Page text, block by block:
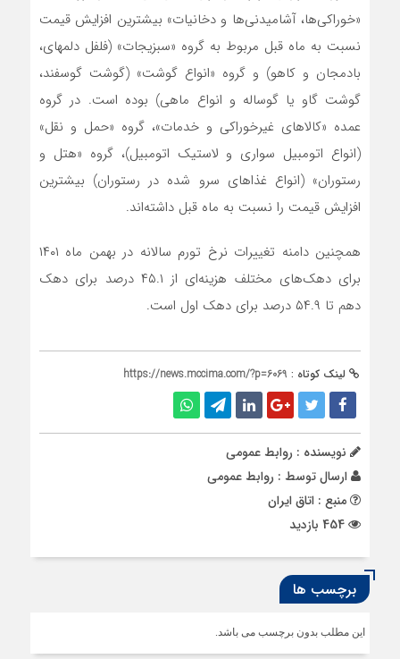
«خوراکی‌ها، آشامیدنی‌ها و دخانیات» بیشترین افزایش قیمت
نسبت به ماه قبل مربوط به گروه «سبزیجات» (فلفل دلمه­ای،
بادمجان و کاهو) و گروه «انواع گوشت» (گوشت گوسفند،
گوشت گاو یا گوساله و انواع ماهی) بوده است. در گروه
عمده «کالاهای غیرخوراکی و خدمات»، گروه «حمل و نقل»
(انواع اتومبیل سواری و لاستیک اتومبیل)، گروه «هتل و
رستوران» (انواع غذاهای سرو شده در رستوران) بیشترین
افزایش قیمت را نسبت به ماه قبل داشته‌اند.
همچنین دامنه تغییرات نرخ تورم سالانه در بهمن ماه ١۴٠١
برای دهک‌های مختلف هزینه‌ای از ۴۵.١ درصد برای دهک
دهم تا ۵۴.٩ درصد برای دهک اول است.
لینک کوتاه : https://news.mccima.com/?p=6069
نویسنده : روابط عمومی
ارسال توسط : روابط عمومی
منبع : اتاق ایران
برچسب ها
این مطلب بدون برچسب می باشد.